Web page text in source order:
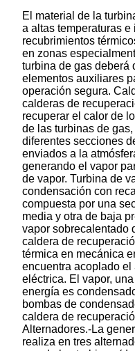
El material de la
a altas temperaturas
recubrimientos
en zonas
turbina de gas deberá
elementos auxiliares
operación segura.
calderas de
recuperar el calor de
de las turbinas de
diferentes secciones
enviados a la
generando el vapor
de vapor. Turbina de
condensación con
compuesta por una
media y otra de baja
vapor sobrecalentado
caldera de
térmica en mecánica
encuentra acoplado
eléctrica. El vapor,
energía es
bombas de
caldera de
Alternadores.-La
realiza en tres